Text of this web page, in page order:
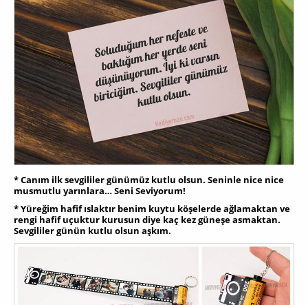
* Canım ilk sevgililer günümüz kutlu olsun. Seninle nice nice
musmutlu yarınlara… Seni Seviyorum!
* Yüreğim hafif ıslaktır benim kuytu köşelerde ağlamaktan ve
rengi hafif uçuktur kurusun diye kaç kez güneşe asmaktan.
Sevgililer günün kutlu olsun aşkım.